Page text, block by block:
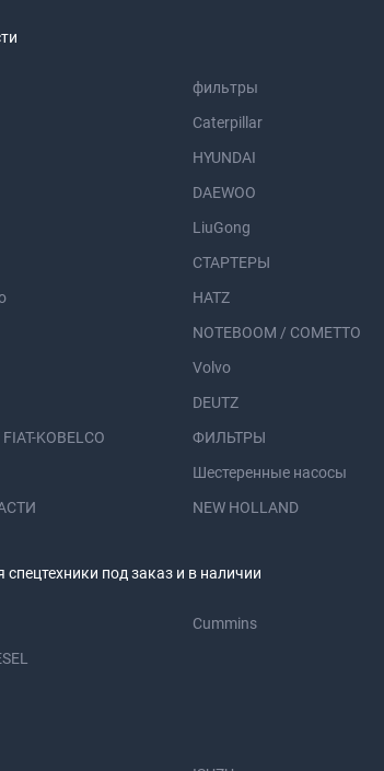
фильтры
Caterpillar
HYUNDAI
DAEWOO
LiuGong
СТАРТЕРЫ
HATZ
NOTEBOOM / COMETTO
Volvo
DEUTZ
KOBELCO
ФИЛЬТРЫ
Шестеренные насосы
NEW HOLLAND
спецтехники под заказ и в наличии
Cummins